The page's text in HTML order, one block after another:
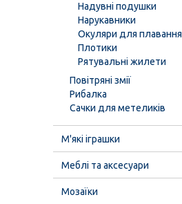
Надувні подушки
Нарукавники
Окуляри для плавання
Плотики
Рятувальні жилети
Повітряні змії
Рибалка
Сачки для метеликів
М'які іграшки
Меблі та аксесуари
Мозаїки